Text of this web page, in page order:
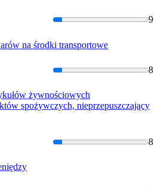
9
na środki transportowe
8
żywnościowych
spożywczych, nieprzepuszczający
8